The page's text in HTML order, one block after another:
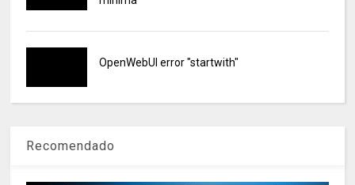
OpenWebUI error "startwith"
Recomendado